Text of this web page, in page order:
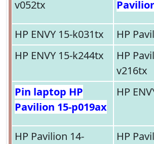
v052tx
HP ENVY 15-k031tx
HP
HP ENVY 15-k244tx
HP
v216tx
Pin laptop HP
Pavilion 15-p019ax
HP
HP Pavilion 14-
HP